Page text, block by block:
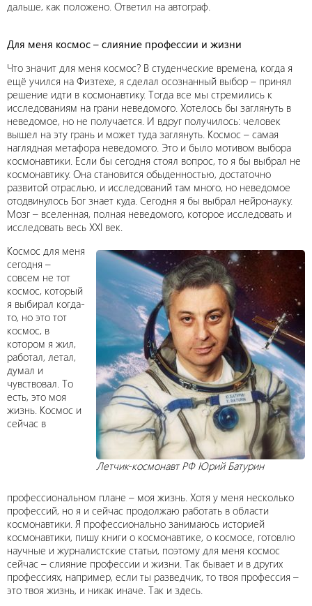
дальше, как положено. Ответил на автограф.
Для меня космос – слияние профессии и жизни
Что значит для меня космос? В студенческие времена, когда я
ещё учился на Физтехе, я сделал осознанный выбор – принял
решение идти в космонавтику. Тогда все мы стремились к
исследованиям на грани неведомого. Хотелось бы заглянуть в
неведомое, но не получается. И вдруг получилось: человек
вышел на эту грань и может туда заглянуть. Космос – самая
наглядная метафора неведомого. Это и было мотивом выбора
космонавтики. Если бы сегодня стоял вопрос, то я бы выбрал не
космонавтику. Она становится обыденностью, достаточно
развитой отраслью, и исследований там много, но неведомое
отодвинулось Бог знает куда. Сегодня я бы выбрал нейронауку.
Мозг – вселенная, полная неведомого, которое исследовать и
исследовать весь XXI век.
Летчик-космонавт РФ Юрий Батурин
Космос для меня
сегодня –
совсем не тот
космос, который
я выбирал когда-
то, но это тот
космос, в
котором я жил,
работал, летал,
думал и
чувствовал. То
есть, это моя
жизнь. Космос и
сейчас в
профессиональном плане – моя жизнь. Хотя у меня несколько
профессий, но я и сейчас продолжаю работать в области
космонавтики. Я профессионально занимаюсь историей
космонавтики, пишу книги о космонавтике, о космосе, готовлю
научные и журналистские статьи, поэтому для меня космос
сейчас – слияние профессии и жизни. Так бывает и в других
профессиях, например, если ты разведчик, то твоя профессия –
это твоя жизнь, и никак иначе. Так и здесь.